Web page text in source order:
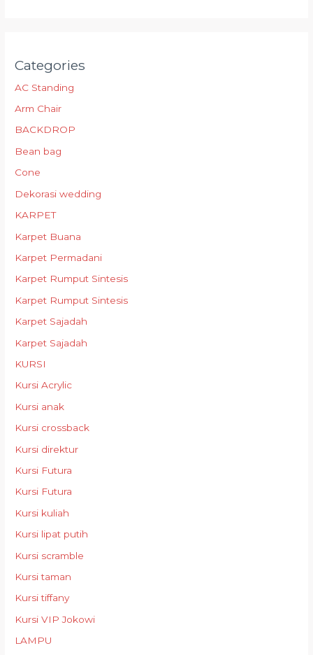
Categories
AC Standing
Arm Chair
BACKDROP
Bean bag
Cone
Dekorasi wedding
KARPET
Karpet Buana
Karpet Permadani
Karpet Rumput Sintesis
Karpet Rumput Sintesis
Karpet Sajadah
Karpet Sajadah
KURSI
Kursi Acrylic
Kursi anak
Kursi crossback
Kursi direktur
Kursi Futura
Kursi Futura
Kursi kuliah
Kursi lipat putih
Kursi scramble
Kursi taman
Kursi tiffany
Kursi VIP Jokowi
LAMPU